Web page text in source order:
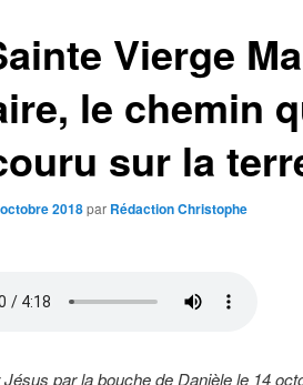
Vierge
le chemin
sur la
2018par Rédaction Christophe
par la bouche de Danièle le 14